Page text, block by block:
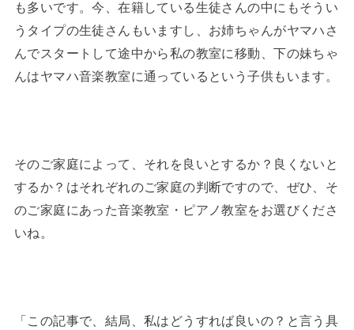
も多いです。今、在籍している生徒さんの中にもそうい
うタイプの生徒さんもいますし、お姉ちゃんがヤマハさ
んでスタートして途中から私の教室に移動、下の妹ちゃ
んはヤマハ音楽教室に通っているという子供もいます。
そのご家庭によって、それを良いとするか？良くないと
するか？はそれぞれのご家庭の判断ですので、ぜひ、そ
のご家庭にあった音楽教室・ピアノ教室をお選びくださ
いね。
「この記事で、結局、私はどうすれば良いの？と言う具